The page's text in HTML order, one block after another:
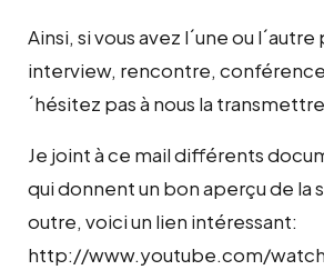
Ainsi, si vous avez l´une ou
interview, rencontre,
´hésitez pas à nous la
Je joint à ce mail différents
qui donnent un bon aperçu de la
outre, voici un lien intéressant:
http://www.youtube.com/